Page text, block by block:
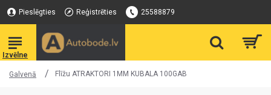
Pieslēgties Reģistrēties 25588879
Galvenā Flīžu ATRAKTORI 1MM KUBALA 100GAB